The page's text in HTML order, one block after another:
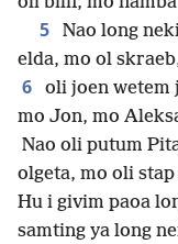
5
Nao long
elda, mo ol
6 oli joen wetem
mo Jon, mo
Nao oli putum
olgeta, mo oli
Hu i givim paoa
samting ya long